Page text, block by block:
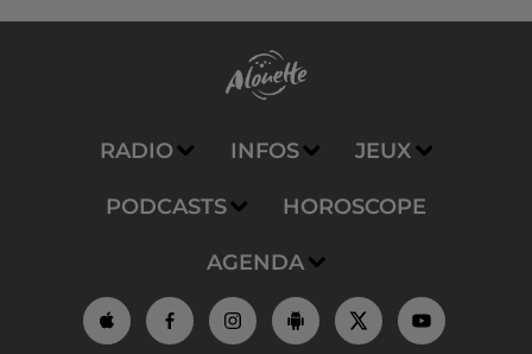
RADIO INFOS JEUX
PODCASTS HOROSCOPE
AGENDA